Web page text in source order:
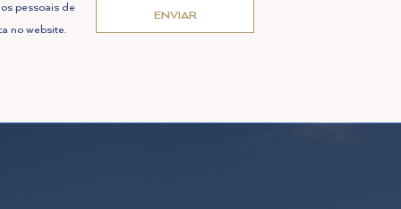
pessoais de
no website.
ENVIAR